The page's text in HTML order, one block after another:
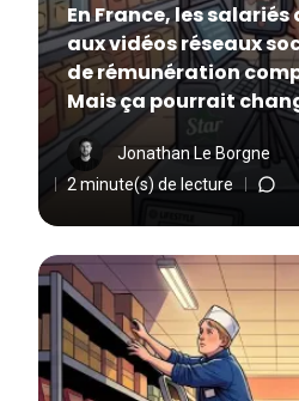
En France, les
aux vidéos réseaux
de rémunération
Mais ça pourrait
Jonathan Le Borgne
2 minute(s) de lecture